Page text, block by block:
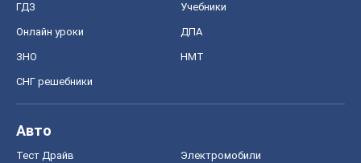
ГДЗ Учебники
Онлайн уроки ДПА
ЗНО НМТ
СНГ решебники
Авто
Тест Драйв Электромобили